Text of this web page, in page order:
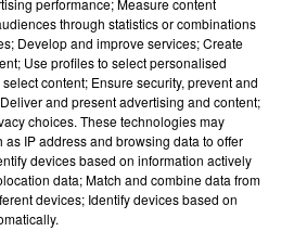
23 sec)
du Lot
performance; Measure content
through statistics or combinations
Develop and improve services; Create
Use profiles to select personalised
content; Ensure security, prevent and
and present advertising and content;
choices. These technologies may
IP address and browsing data to offer
devices based on information actively
data; Match and combine data from
devices; Identify devices based on